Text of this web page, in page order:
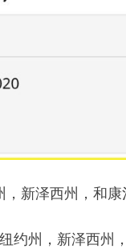
新泽西州，和
约州，新泽西州